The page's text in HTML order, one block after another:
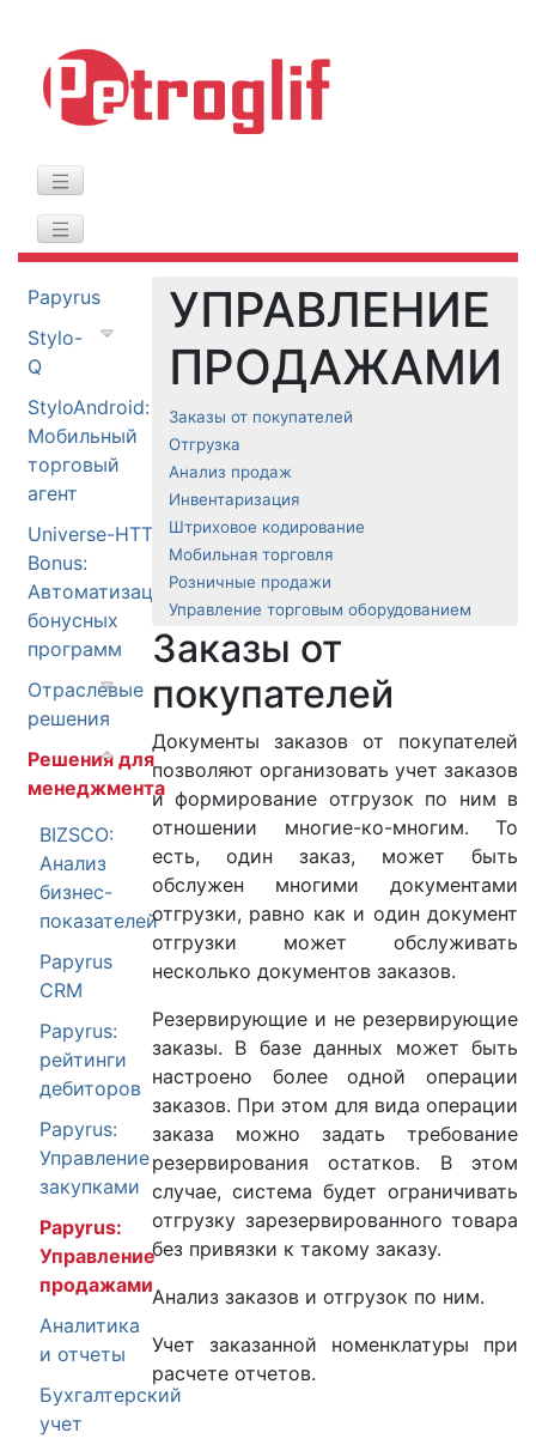
Papyrus
Stylo-
Q
StyloAndroid:
Мобильный
торговый
агент
Universe-HTT
Bonus:
Автоматизация
бонусных
программ
Отраслевые
решения
Решения для
менеджмента
BIZSCO:
Анализ
бизнес-
показателей
Papyrus
CRM
Papyrus:
рейтинги
дебиторов
Papyrus:
Управление
закупками
Papyrus:
Управление
продажами
Аналитика
и отчеты
Бухгалтерский
учет
УПРАВЛЕНИЕ
ПРОДАЖАМИ
Заказы от покупателей
Отгрузка
Анализ продаж
Инвентаризация
Штриховое кодирование
Мобильная торговля
Розничные продажи
Управление торговым оборудованием
Заказы от
покупателей
Документы заказов от покупателей
позволяют организовать учет заказов
и формирование отгрузок по ним в
отношении многие-ко-многим. То
есть, один заказ, может быть
обслужен многими документами
отгрузки, равно как и один документ
отгрузки может обслуживать
несколько документов заказов.
Резервирующие и не резервирующие
заказы. В базе данных может быть
настроено более одной операции
заказов. При этом для вида операции
заказа можно задать требование
резервирования остатков. В этом
случае, система будет ограничивать
отгрузку зарезервированного товара
без привязки к такому заказу.
Анализ заказов и отгрузок по ним.
Учет заказанной номенклатуры при
расчете отчетов.